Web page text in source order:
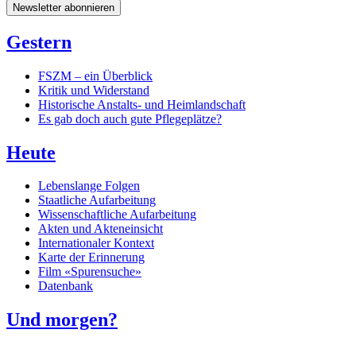
Newsletter abonnieren
Gestern
FSZM – ein Überblick
Kritik und Widerstand
Historische Anstalts- und Heimlandschaft
Es gab doch auch gute Pflegeplätze?
Heute
Lebenslange Folgen
Staatliche Aufarbeitung
Wissenschaftliche Aufarbeitung
Akten und Akteneinsicht
Internationaler Kontext
Karte der Erinnerung
Film «Spurensuche»
Datenbank
Und morgen?